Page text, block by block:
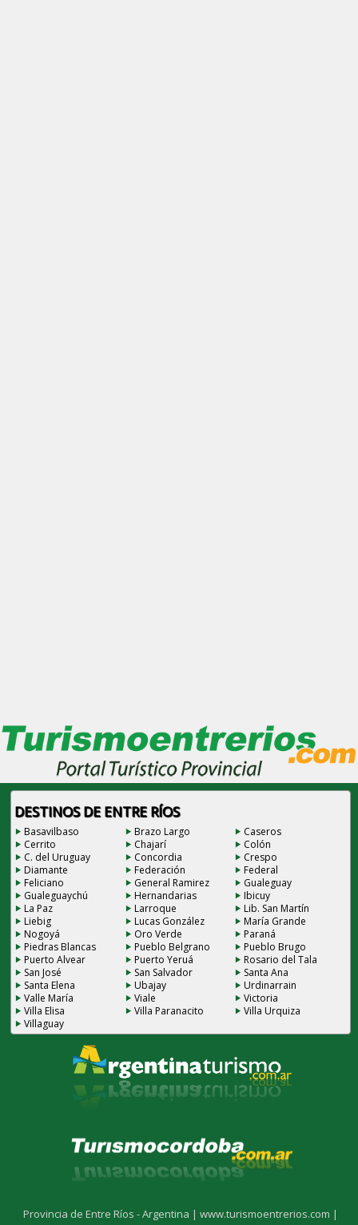
DESTINOS DE ENTRE RÍOS
Basavilbaso Brazo Largo
Caseros
Cerrito
Chajarí
Colón
C. del Uruguay
Concordia
Crespo
Diamante
Federación
Federal
Feliciano
General Ramirez
Gualeguay
Gualeguaychú
Hernandarias
Ibicuy
La Paz
Larroque
Lib. San Martín
Liebig
Lucas González
María Grande
Nogoyá
Oro Verde
Paraná
Piedras Blancas
Pueblo Belgrano
Pueblo Brugo
Puerto Alvear
Puerto Yeruá
Rosario del Tala
San José
San Salvador
Santa Ana
Santa Elena
Ubajay
Urdinarrain
Valle María
Viale
Victoria
Villa Elisa
Villa Paranacito
Villa Urquiza
Villaguay
Provincia de Entre Ríos - Argentina |www.turismoentrerios.com |